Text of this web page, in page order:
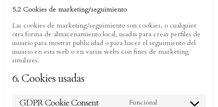
5.2 Cookies de marketing/seguimiento
Las cookies de marketing/seguimiento son cookies, o cualquier
otra forma de almacenamiento local, usadas para crear perfiles de
usuario para mostrar publicidad o para hacer el seguimiento del
usuario en esta web o en varias webs con fines de marketing
similares.
6. Cookies usadas
GDPR Cookie Consent Funcional